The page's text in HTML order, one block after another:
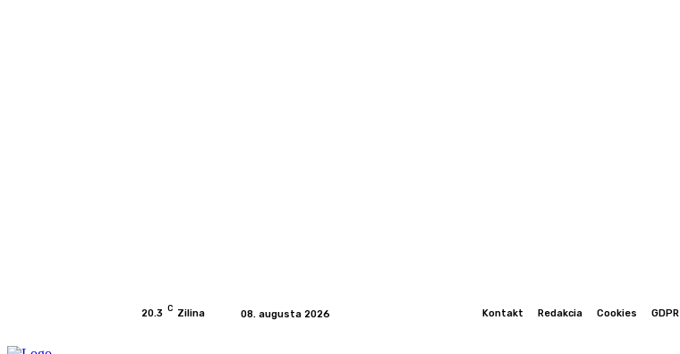
20.3 C Zilina 08. augusta 2026 Kontakt Redakcia Cookies GDPR